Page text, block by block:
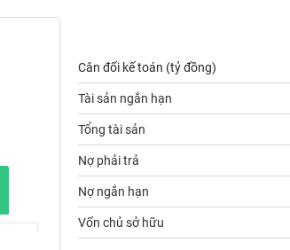
Cân đối kế toán (tỷ đồng)
Tài sản ngắn hạn
Tổng tài sản
Nợ phải trả
Nợ ngắn hạn
Vốn chủ sở hữu